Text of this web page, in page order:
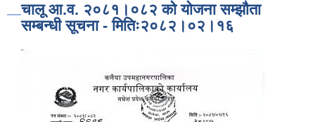
चालू आ.व. २०८१।०८२ को योजना सम्झौता
सम्बन्धी सूचना - मितिः२०८२।०२।१६